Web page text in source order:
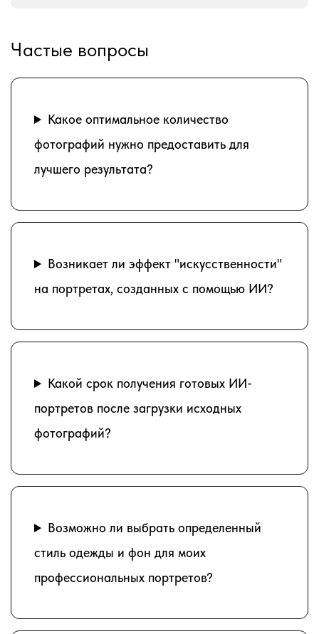
Частые вопросы
Какое оптимальное количество
фотографий нужно предоставить для
лучшего результата?
Возникает ли эффект "искусственности"
на портретах, созданных с помощью ИИ?
Какой срок получения готовых ИИ-
портретов после загрузки исходных
фотографий?
Возможно ли выбрать определенный
стиль одежды и фон для моих
профессиональных портретов?